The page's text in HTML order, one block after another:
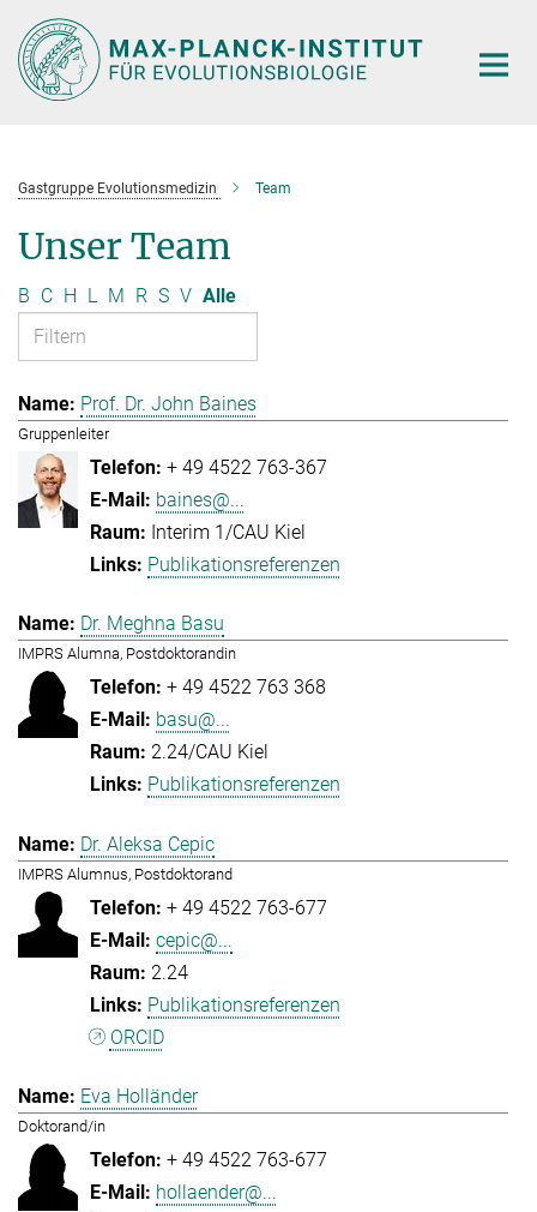
Hauptinhalt
Gastgruppe Evolutionsmedizin Team
Unser Team
B C H L M R S V Alle
Prof. Dr. John Baines
Gruppenleiter
+ 49 4522 763-367
baines@...
Interim 1/CAU Kiel
Publikationsreferenzen
Dr. Meghna Basu
IMPRS Alumna, Postdoktorandin
+ 49 4522 763 368
basu@...
2.24/CAU Kiel
Publikationsreferenzen
Dr. Aleksa Cepic
IMPRS Alumnus, Postdoktorand
+ 49 4522 763-677
cepic@...
2.24
Publikationsreferenzen
ORCID
Eva Holländer
Doktorand/in
+ 49 4522 763-677
hollaender@...